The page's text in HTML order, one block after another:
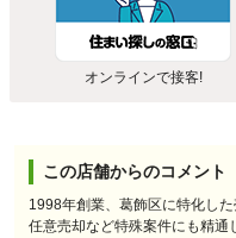
オンラインで接客!
この店舗からのコメント
1998年創業、葛飾区に特化し
任意売却など特殊案件にも精通